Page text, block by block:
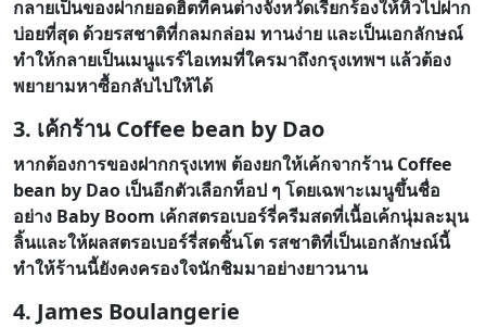
กลายเป็นของฝากยอดฮิตที่คนต่างจังหวัดเรียกร้องให้หิ้วไปฝาก
บ่อยที่สุด ด้วยรสชาติที่กลมกล่อม ทานง่าย และเป็นเอกลักษณ์
ทำให้กลายเป็นเมนูแรร์ไอเทมที่ใครมาถึงกรุงเทพฯ แล้วต้อง
พยายามหาซื้อกลับไปให้ได้
3. เค้กร้าน Coffee bean by Dao
หากต้องการของฝากกรุงเทพ ต้องยกให้เค้กจากร้าน Coffee
bean by Dao เป็นอีกตัวเลือกท็อป ๆ โดยเฉพาะเมนูขึ้นชื่อ
อย่าง Baby Boom เค้กสตรอเบอร์รี่ครีมสดที่เนื้อเค้กนุ่มละมุน
ลิ้นและให้ผลสตรอเบอร์รี่สดชิ้นโต รสชาติที่เป็นเอกลักษณ์นี้
ทำให้ร้านนี้ยังคงครองใจนักชิมมาอย่างยาวนาน
4. James Boulangerie